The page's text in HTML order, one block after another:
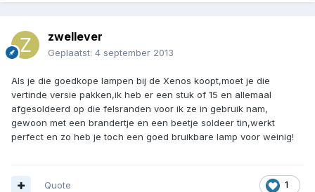
zwellever
Geplaatst: 4 september 2013
Als je die goedkope lampen bij de Xenos koopt,moet je die
vertinde versie pakken,ik heb er een stuk of 15 en allemaal
afgesoldeerd op die felsranden voor ik ze in gebruik nam,
gewoon met een brandertje en een beetje soldeer tin,werkt
perfect en zo heb je toch een goed bruikbare lamp voor weinig!
1
Quote